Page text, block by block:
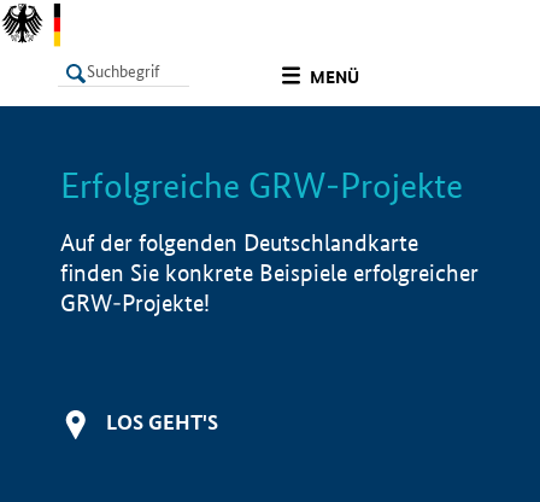
MENÜ
LISTE Info
Erfolgreiche GRW-Projekte
Auf der folgenden Deutschlandkarte
finden Sie konkrete Beispiele erfolgreicher
GRW-Projekte!
LOS GEHT'S